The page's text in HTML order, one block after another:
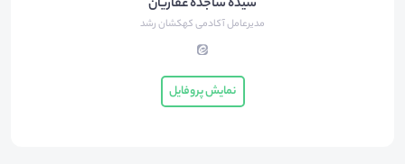
سیده ساجده غفاریان
مدیرعامل آکادمی کهکشان رشد
نمایش پروفایل